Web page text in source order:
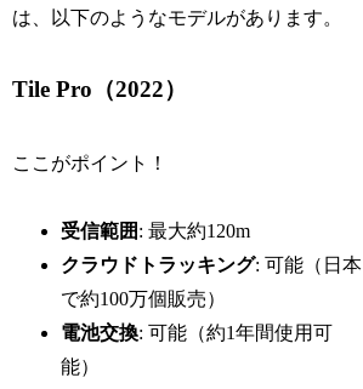
は、以下のようなモデルがあります。
Tile Pro（2022）
ここがポイント！
受信範囲: 最大約120m
クラウドトラッキング: 可能（日本
で約100万個販売）
電池交換: 可能（約1年間使用可
能）